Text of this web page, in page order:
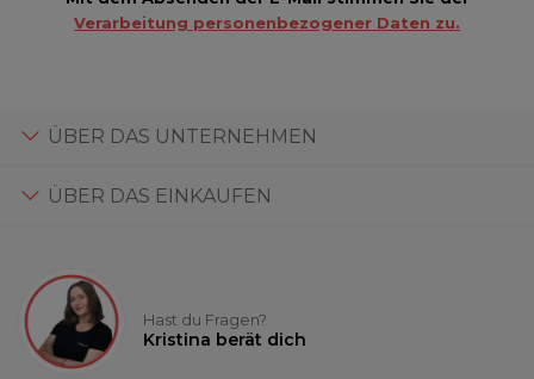
Verarbeitung personenbezogener Daten zu.
ÜBER DAS UNTERNEHMEN
ÜBER DAS EINKAUFEN
Hast du Fragen?
Kristina berät dich